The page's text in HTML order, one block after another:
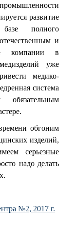
развитие
полного
и
компании в
уже
медико-
система
обязательным
обгоним
изделий,
серьезные
надо делать
№2, 2017 г.